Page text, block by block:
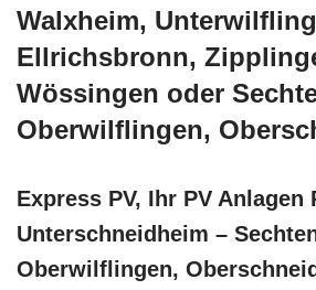
Walxheim,
Ellrichsbronn,
Wössingen oder
Oberwilflingen,
Express PV, Ihr PV Anlagen
Unterschneidheim –
Oberwilflingen,